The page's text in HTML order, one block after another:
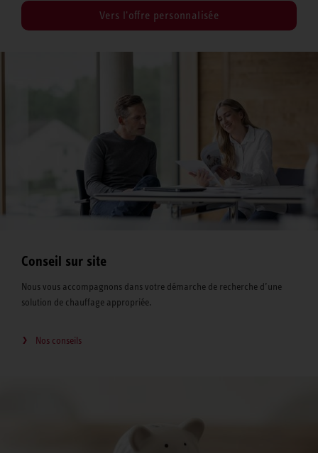
Vers l'offre personnalisée
Conseil sur site
Nous vous accompagnons dans votre démarche de recherche d’une
solution de chauffage appropriée.
Nos conseils